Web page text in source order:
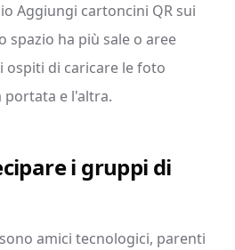
Aggiungi cartoncini QR sui
spazio ha più sale o aree
ospiti di caricare le foto
e l'altra.
i gruppi di
amici tecnologici, parenti